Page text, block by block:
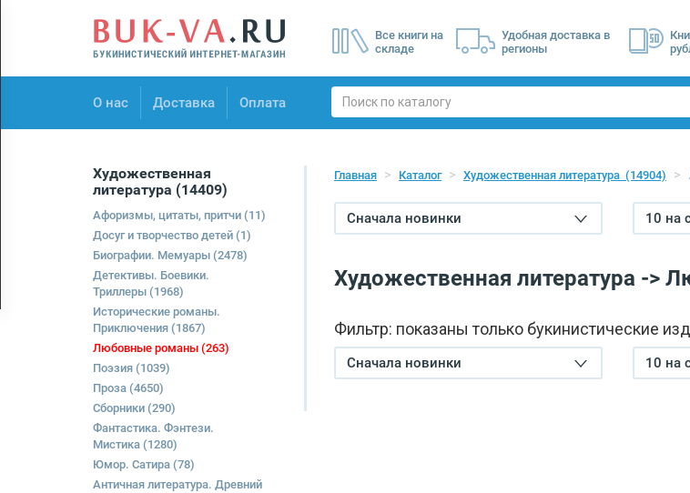
Все книги на
складе
Удобная доставка в
регионы
О нас Доставка Оплата
О нас
Художественная
литература (14409)
Афоризмы, цитаты, притчи (11)
Досуг и творчество детей (1)
Биографии. Мемуары (2478)
Детективы. Боевики.
Триллеры (1968)
Исторические романы.
Приключения (1867)
Любовные романы (263)
Поэзия (1039)
Проза (4650)
Сборники (290)
Фантастика. Фэнтези.
Мистика (1280)
Юмор. Сатира (78)
Античная литература. Древний
Главная Каталог Художественная литература (14904)
Сначала новинки 10 на
Художественная литература ->
Фильтр: показаны только букинистические
Сначала новинки 10 на